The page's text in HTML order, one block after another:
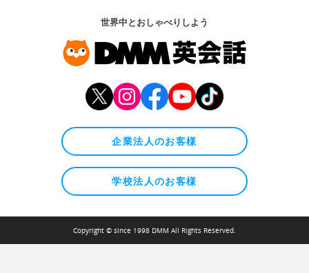
世界中とおしゃべりしよう
企業法人のお客様
学校法人のお客様
Copyright © since 1998 DMM All Rights Reserved.